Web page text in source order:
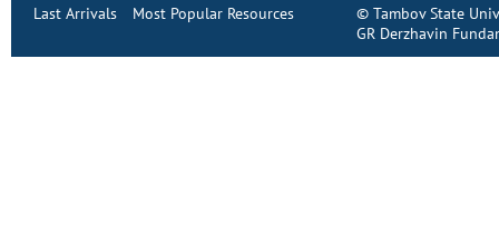
Last Arrivals
Most Popular Resources
© Tambov State
GR Derzhavin